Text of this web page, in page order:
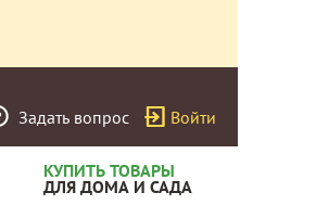
Задать вопрос Войти
КУПИТЬ ТОВАРЫ
ДЛЯ ДОМА И САДА